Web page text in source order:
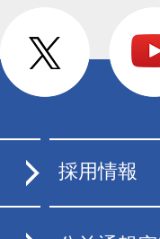
採用情報